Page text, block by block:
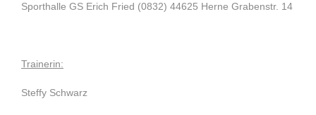
Sporthalle GS Erich Fried (0832) 44625 Herne Grabenstr. 14
Trainerin:
Steffy Schwarz